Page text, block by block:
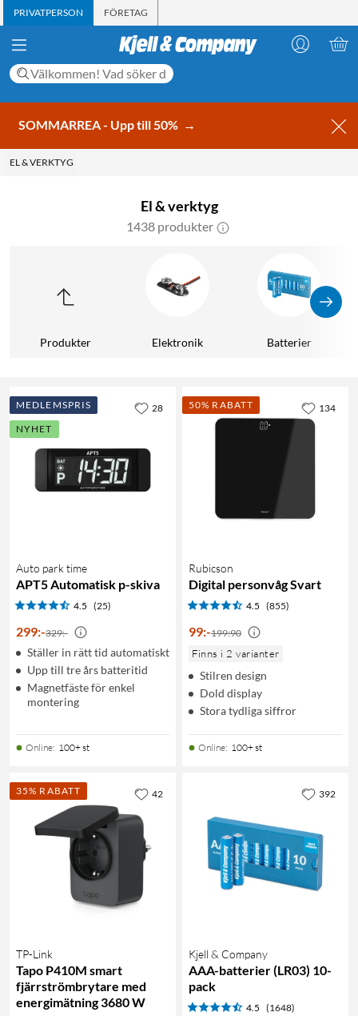
PRIVATPERSON FÖRETAG
SOMMARREA - Upp till 50% →
EL & VERKTYG
El & verktyg
1438 produkter
Produkter Elektronik Batterier
MEDLEMSPRIS
NYHET
Auto park time
APT5 Automatisk p-skiva
4.5 (25)
299:-329:-
Ställer in rätt tid automatiskt
Upp till tre års batteritid
Magnetfäste för enkel
montering
Online: 100+ st
28 50% RABATT
Rubicson
Digital personvåg Svart
4.5 (855)
99:-199:90
Finns i 2 varianter
Stilren design
Dold display
Stora tydliga siffror
Online: 100+ st
134
35% RABATT
TP-Link
Tapo P410M smart
fjärrströmbrytare med
energimätning 3680 W
42
Kjell & Company
AAA-batterier (LR03) 10-
pack
4.5 (1648)
392